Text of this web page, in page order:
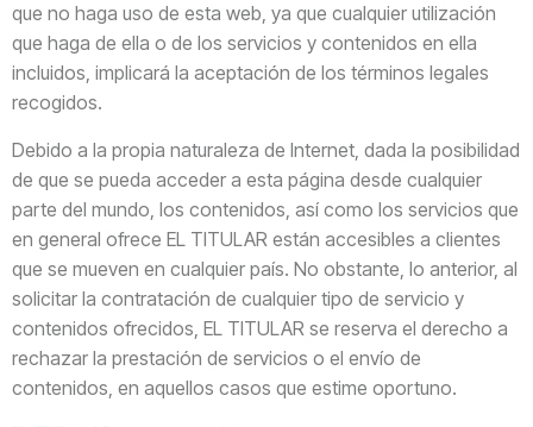
que no haga uso de esta web, ya que cualquier utilización
que haga de ella o de los servicios y contenidos en ella
incluidos, implicará la aceptación de los términos legales
recogidos.
Debido a la propia naturaleza de Internet, dada la posibilidad
de que se pueda acceder a esta página desde cualquier
parte del mundo, los contenidos, así como los servicios que
en general ofrece EL TITULAR están accesibles a clientes
que se mueven en cualquier país. No obstante, lo anterior, al
solicitar la contratación de cualquier tipo de servicio y
contenidos ofrecidos, EL TITULAR se reserva el derecho a
rechazar la prestación de servicios o el envío de
contenidos, en aquellos casos que estime oportuno.